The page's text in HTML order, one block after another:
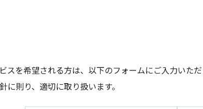
スを希望される方は、以下のフォームにご入力いた
則り、適切に取り扱います。